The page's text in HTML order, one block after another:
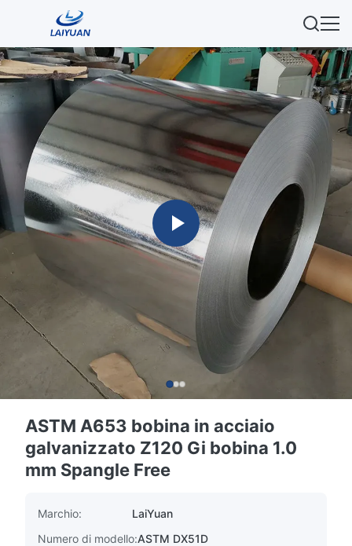
ASTM A653 bobina in acciaio
galvanizzato Z120 Gi bobina 1.0
mm Spangle Free
Marchio:
LaiYuan
Numero di modello:ASTM DX51D